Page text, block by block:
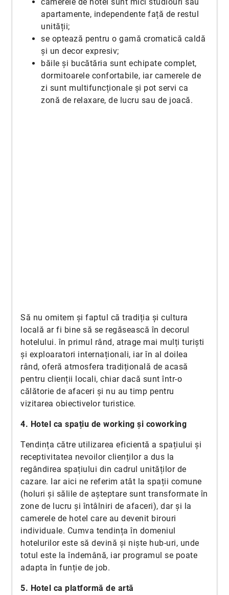
camerele de hotel sunt mici studiouri sau
apartamente, independente față de restul
unității;
se optează pentru o gamă cromatică caldă
și un decor expresiv;
băile și bucătăria sunt echipate complet,
dormitoarele confortabile, iar camerele de
zi sunt multifuncționale și pot servi ca
zonă de relaxare, de lucru sau de joacă.
Să nu omitem și faptul că tradiția și cultura
locală ar fi bine să se regăsească în decorul
hotelului. în primul rând, atrage mai mulți turiști
și exploaratori internaționali, iar în al doilea
rând, oferă atmosfera tradițională de acasă
pentru clienții locali, chiar dacă sunt într-o
călătorie de afaceri și nu au timp pentru
vizitarea obiectivelor turistice.
4. Hotel ca spațiu de working și coworking
Tendința către utilizarea eficientă a spațiului și
receptivitatea nevoilor clienților a dus la
regândirea spațiului din cadrul unităților de
cazare. Iar aici ne referim atât la spații comune
(holuri și sălile de așteptare sunt transformate în
zone de lucru și întâlniri de afaceri), dar și la
camerele de hotel care au devenit birouri
individuale. Cumva tendința în domeniul
hotelurilor este să devină și niște hub-uri, unde
totul este la îndemână, iar programul se poate
adapta în funție de job.
5. Hotel ca platformă de artă